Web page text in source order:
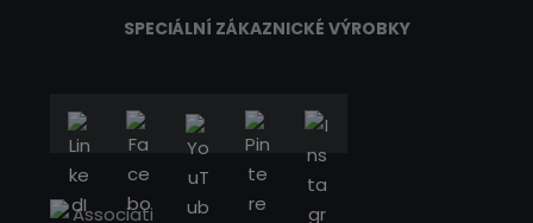
SPECIÁLNÍ ZÁKAZNICKÉ VÝROBKY